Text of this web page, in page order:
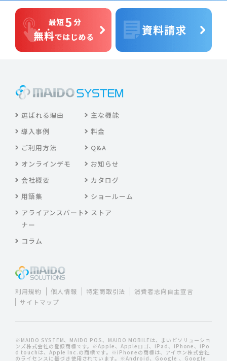
選ばれる理由
主な機能
導入事例
料金
ご利用方法
Q&A
オンラインデモ
お知らせ
会社概要
カタログ
用語集
ショールーム
アライアンスパート
ナー
ストア
コラム
利用規約 個人情報 特定商取引法
消費者志向自主宣言
サイトマップ
※MAIDO SYSTEM、MAIDO POS、MAIDO MOBILEは、まいどソリューショ
ンズ株式会社の登録商標です。※Apple、Appleロゴ、iPad、iPhone、iPo
d touchは、Apple Inc.の商標です。※iPhoneの商標は、アイホン株式会社
のライセンスに基づき使用されています。※Android、Google 、Google